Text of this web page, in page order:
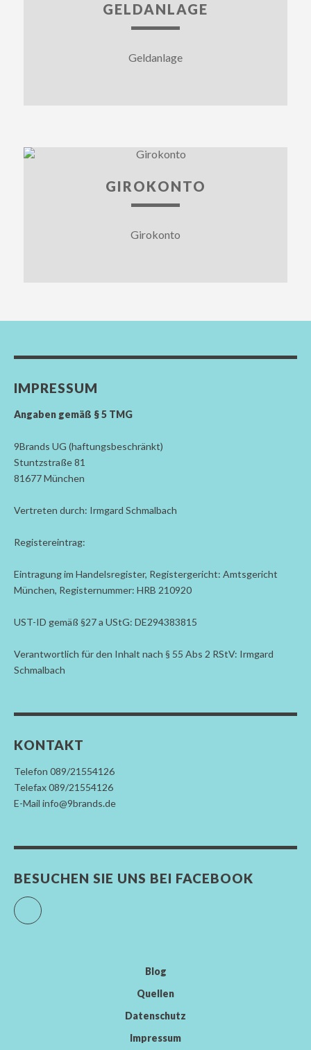
GELDANLAGE
Geldanlage
GIROKONTO
Girokonto
IMPRESSUM
Angaben gemäß § 5 TMG
9Brands UG (haftungsbeschränkt)
Stuntzstraße 81
81677 München
Vertreten durch: Irmgard Schmalbach
Registereintrag:
Eintragung im Handelsregister, Registergericht: Amtsgericht
München, Registernummer: HRB 210920
UST-ID gemäß §27 a UStG: DE294383815
Verantwortlich für den Inhalt nach § 55 Abs 2 RStV: Irmgard
Schmalbach
KONTAKT
Telefon 089/21554126
Telefax 089/21554126
E-Mail info@9brands.de
BESUCHEN SIE UNS BEI FACEBOOK
Facebook
Blog
Quellen
Datenschutz
Impressum